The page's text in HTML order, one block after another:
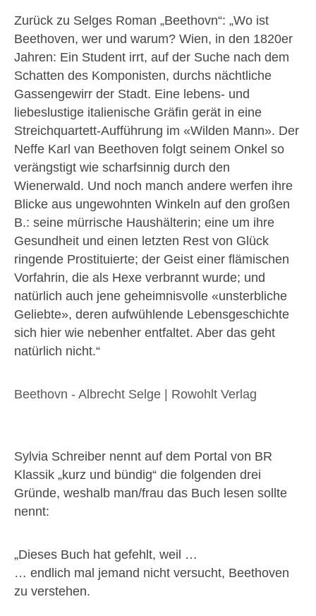
Zurück zu Selges Roman „Beethovn“: „Wo ist
Beethoven, wer und warum? Wien, in den 1820er
Jahren: Ein Student irrt, auf der Suche nach dem
Schatten des Komponisten, durchs nächtliche
Gassengewirr der Stadt. Eine lebens- und
liebeslustige italienische Gräfin gerät in eine
Streichquartett-Aufführung im «Wilden Mann». Der
Neffe Karl van Beethoven folgt seinem Onkel so
verängstigt wie scharfsinnig durch den
Wienerwald. Und noch manch andere werfen ihre
Blicke aus ungewohnten Winkeln auf den großen
B.: seine mürrische Haushälterin; eine um ihre
Gesundheit und einen letzten Rest von Glück
ringende Prostituierte; der Geist einer flämischen
Vorfahrin, die als Hexe verbrannt wurde; und
natürlich auch jene geheimnisvolle «unsterbliche
Geliebte», deren aufwühlende Lebensgeschichte
sich hier wie nebenher entfaltet. Aber das geht
natürlich nicht.“
Beethovn - Albrecht Selge | Rowohlt Verlag
Sylvia Schreiber nennt auf dem Portal von BR
Klassik „kurz und bündig“ die folgenden drei
Gründe, weshalb man/frau das Buch lesen sollte
nennt:
„Dieses Buch hat gefehlt, weil …
… endlich mal jemand nicht versucht, Beethoven
zu verstehen.